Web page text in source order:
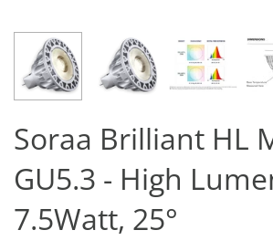
Soraa Brilliant HL
GU5.3 - High
7.5Watt, 25°